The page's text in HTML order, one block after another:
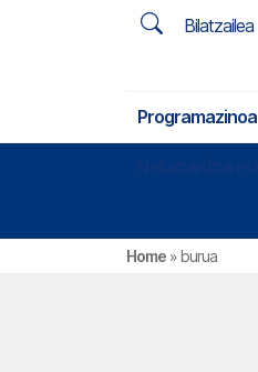
Bilatzailea
Programazinoa
Home »burua